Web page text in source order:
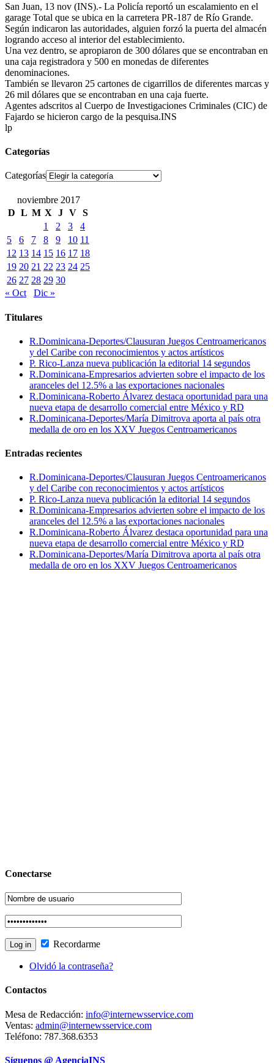
San Juan, 13 nov (INS).- La Policía reportó un escalamiento en el
garage Total que se ubica en la carretera PR-187 de Río Grande.
Según indicaron las autoridades, alguien forzó la puerta del almacén
logrando acceso al interior del establecimiento.
Una vez dentro, se apropiaron de 300 dólares que se encontraban en
una caja registradora y 500 en monedas de diferentes
denominaciones.
También se llevaron 25 cartones de cigarrillos de diferentes marcas y
26 mil dólares que se encontraban en una caja fuerte.
Agentes adscritos al Cuerpo de Investigaciones Criminales (CIC) de
Fajardo se hicieron cargo de la pesquisa.INS
lp
Categorías
Categorías
noviembre 2017
D L M X J V S
1
2 3
4
5
6 7 8 9 10 11
12 13 14 15 16 17 18
19 20 21 22 23 24 25
26 27 28 29 30
« Oct
Dic »
Titulares
R.Dominicana-Deportes/Clausuran Juegos Centroamericanos
y del Caribe con reconocimientos y actos artísticos
P. Rico-Lanza nueva publicación la editorial 14 segundos
R.Dominicana-Empresarios advierten sobre el impacto de los
aranceles del 12.5% a las exportaciones nacionales
R.Dominicana-Roberto Álvarez destaca oportunidad para una
nueva etapa de desarrollo comercial entre México y RD
R.Dominicana-Deportes/María Dimitrova aporta al país otra
medalla de oro en los XXV Juegos Centroamericanos
Entradas recientes
R.Dominicana-Deportes/Clausuran Juegos Centroamericanos
y del Caribe con reconocimientos y actos artísticos
P. Rico-Lanza nueva publicación la editorial 14 segundos
R.Dominicana-Empresarios advierten sobre el impacto de los
aranceles del 12.5% a las exportaciones nacionales
R.Dominicana-Roberto Álvarez destaca oportunidad para una
nueva etapa de desarrollo comercial entre México y RD
R.Dominicana-Deportes/María Dimitrova aporta al país otra
medalla de oro en los XXV Juegos Centroamericanos
Conectarse
Recordarme
Olvidó la contraseña?
Contactos
Mesa de Redacción: info@internewsservice.com
Ventas: admin@internewsservice.com
Teléfono: 787.368.6353
Síguenos @ AgenciaINS